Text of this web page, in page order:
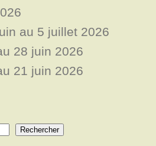
au 5 juillet 2026
28 juin 2026
21 juin 2026
Rechercher